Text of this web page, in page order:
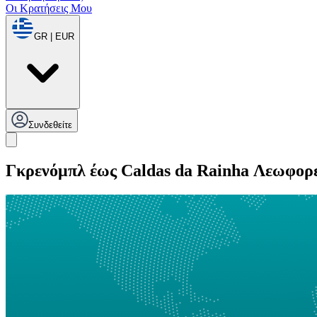
Οι Κρατήσεις Μου
GR | EUR
Συνδεθείτε
Γκρενόμπλ έως Caldas da Rainha